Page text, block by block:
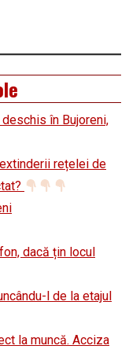
în Bujoreni,
rețelei de
dacă țin locul
l de la etajul
la muncă. Acciza